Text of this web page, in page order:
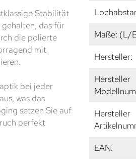
Stabilität
das für
die polierte
mit
bei jeder
was das
setzen Sie auf
perfekt
Maße: (L/
Hersteller:
Hersteller
Hersteller
EAN: